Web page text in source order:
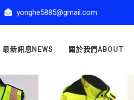
yonghe5885@gmail.com
最新訊息NEWS 關於我們ABOUT